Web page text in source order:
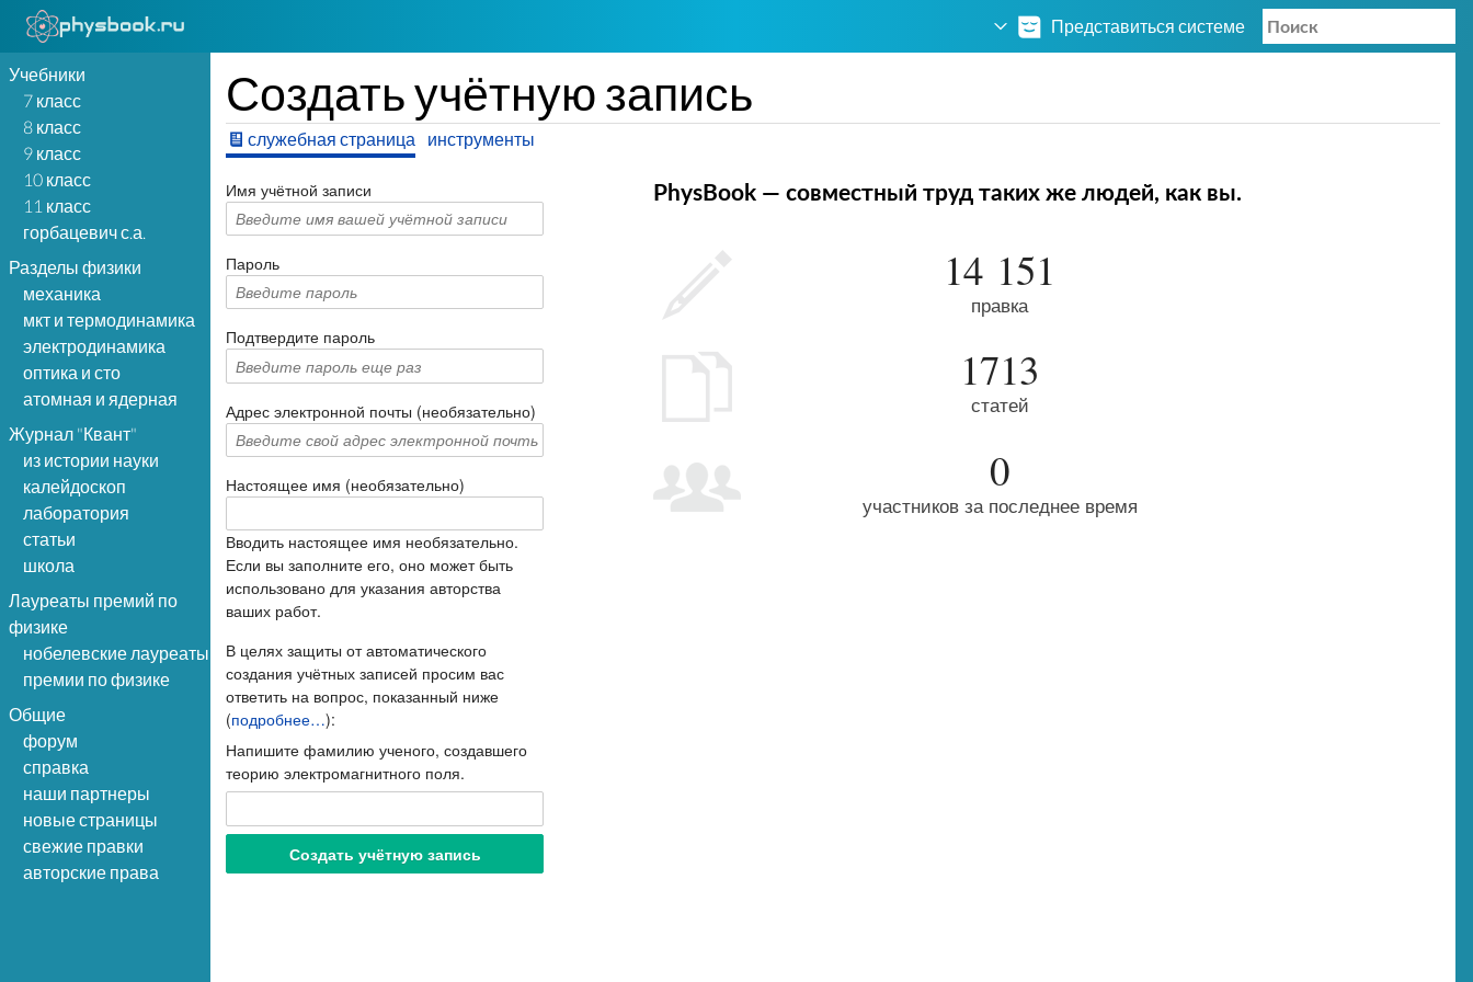
Представиться системе
Учебники
7 класс
8 класс
9 класс
10 класс
11 класс
горбацевич с.а.
Разделы физики
механика
мкт и термодинамика
электродинамика
оптика и сто
атомная и ядерная
Журнал "Квант"
из истории науки
калейдоскоп
лаборатория
статьи
школа
Лауреаты премий по
физике
нобелевские лауреаты
премии по физике
Общие
форум
справка
наши партнеры
новые страницы
свежие правки
авторские права
Создать учётную запись
служебная страница инструменты
Имя учётной записи
Пароль
Подтвердите пароль
Адрес электронной почты (необязательно)
Настоящее имя (необязательно)
Вводить настоящее имя необязательно.
Если вы заполните его, оно может быть
использовано для указания авторства
ваших работ.
В целях защиты от автоматического
создания учётных записей просим вас
ответить на вопрос, показанный ниже
(подробнее…):
Напишите фамилию ученого, создавшего
теорию электромагнитного поля.
PhysBook — совместный труд таких же людей, как вы.
14 151
правка
1713
статей
0
участников за последнее время